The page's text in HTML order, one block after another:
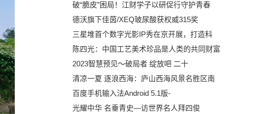
破“脆皮”困局！江财学子以研促行守护青春
德沃旗下佳茵/XEQ玻尿酸获权威315奖
三星堆首个数字光影IP秀在京开展，打造科
陈四光：中国工艺美术珍品是人类的共同财富
2023智慧预见～破局者 绽放吧 二十
清凉一夏 逐浪西海：庐山西海风景名胜区南
百度手机输入法Android 5.1版-
光耀中华 名垂青史—访世界名人拜四俊